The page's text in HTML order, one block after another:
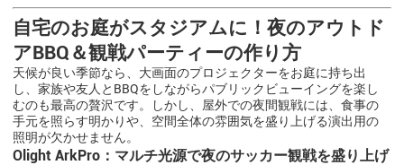
自宅のお庭がスタジアムに！夜のアウトド
アBBQ＆観戦パーティーの作り方
天候が良い季節なら、大画面のプロジェクターをお庭に持ち出
し、家族や友人とBBQをしながらパブリックビューイングを楽し
むのも最高の贅沢です。しかし、屋外での夜間観戦には、食事の
手元を照らす明かりや、空間全体の雰囲気を盛り上げる演出用の
照明が欠かせません。
Olight ArkPro：マルチ光源で夜のサッカー観戦を盛り上げ